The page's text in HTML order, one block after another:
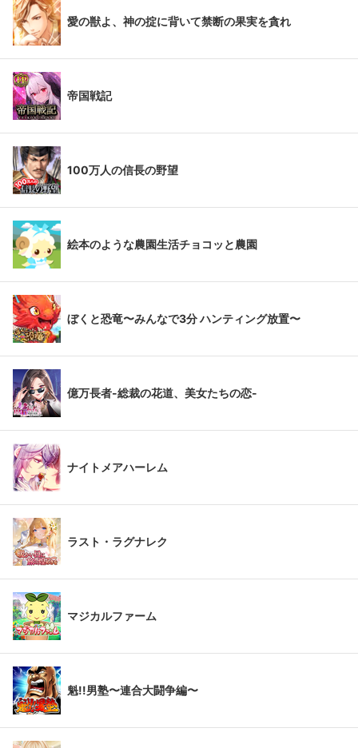
愛の獣よ、神の掟に背いて禁断の果実を貪れ
帝国戦記
100万人の信長の野望
絵本のような農園生活チョコッと農園
ぼくと恐竜〜みんなで3分 ハンティング放置〜
億万長者-総裁の花道、美女たちの恋-
ナイトメアハーレム
ラスト・ラグナレク
マジカルファーム
魁!!男塾〜連合大闘争編〜